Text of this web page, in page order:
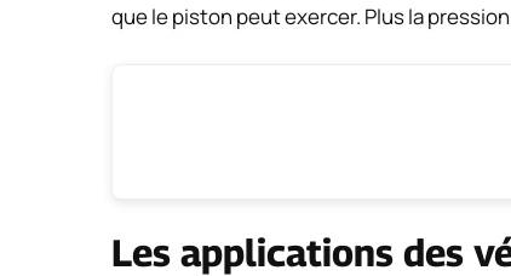
que le piston peut exercer. Plus la
Les applications des